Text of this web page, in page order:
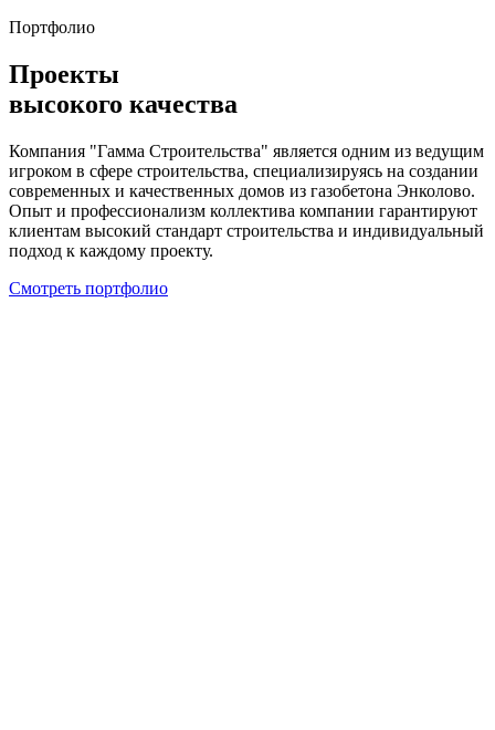
Портфолио
Проекты
высокого качества
Компания "Гамма Строительства" является одним из ведущим
игроком в сфере строительства, специализируясь на создании
современных и качественных домов из газобетона Энколово.
Опыт и профессионализм коллектива компании гарантируют
клиентам высокий стандарт строительства и индивидуальный
подход к каждому проекту.
Смотреть портфолио